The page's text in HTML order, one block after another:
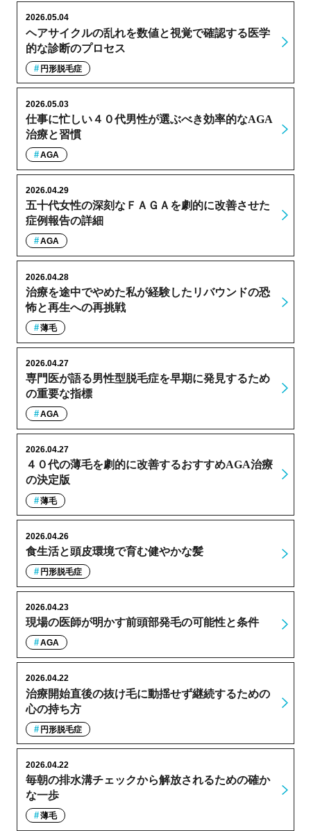
ヘアサイクルの乱れを数値と視覚で確認する医学
的な診断のプロセス
2026.05.04
円形脱毛症
仕事に忙しい４０代男性が選ぶべき効率的なAGA
治療と習慣
2026.05.03
AGA
五十代女性の深刻なＦＡＧＡを劇的に改善させた
症例報告の詳細
2026.04.29
AGA
治療を途中でやめた私が経験したリバウンドの恐
怖と再生への再挑戦
2026.04.28
薄毛
専門医が語る男性型脱毛症を早期に発見するため
の重要な指標
2026.04.27
AGA
４０代の薄毛を劇的に改善するおすすめAGA治療
の決定版
2026.04.27
薄毛
食生活と頭皮環境で育む健やかな髪
2026.04.26
円形脱毛症
現場の医師が明かす前頭部発毛の可能性と条件
2026.04.23
AGA
治療開始直後の抜け毛に動揺せず継続するための
心の持ち方
2026.04.22
円形脱毛症
毎朝の排水溝チェックから解放されるための確か
な一歩
2026.04.22
薄毛